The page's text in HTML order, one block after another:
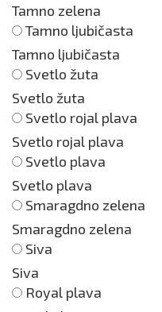
Tamno zelena
Tamno ljubičasta
Tamno ljubičasta
Svetlo žuta
Svetlo žuta
Svetlo rojal plava
Svetlo rojal plava
Svetlo plava
Svetlo plava
Smaragdno zelena
Smaragdno zelena
Siva
Siva
Royal plava